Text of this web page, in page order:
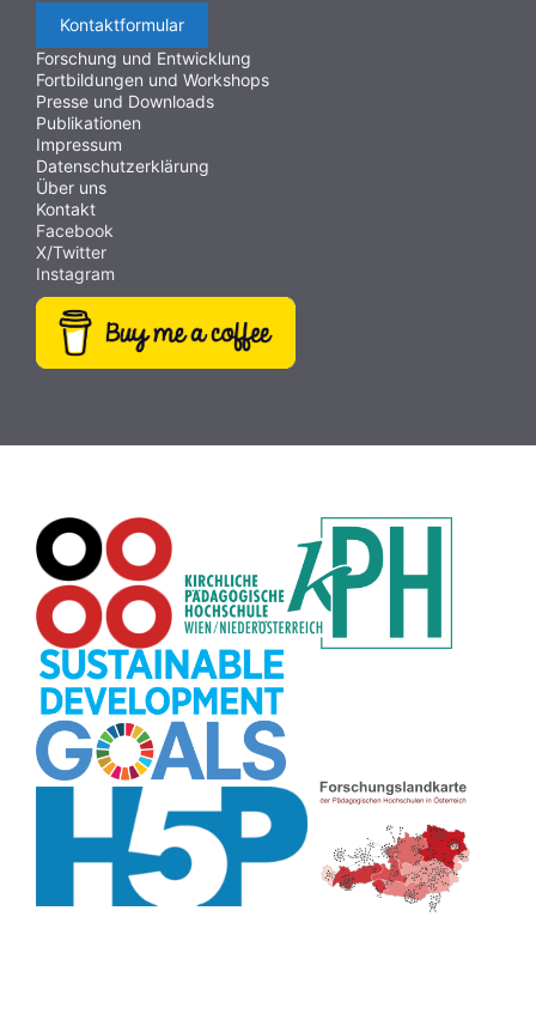
Kontaktformular
Forschung und Entwicklung
Fortbildungen und Workshops
Presse und Downloads
Publikationen
Impressum
Datenschutzerklärung
Über uns
Kontakt
Facebook
X/Twitter
Instagram